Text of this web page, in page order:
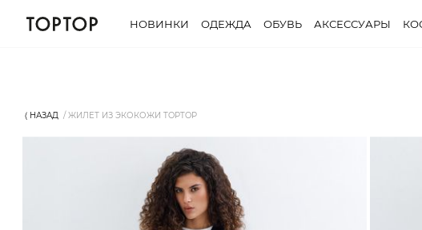
НОВИНКИ ОДЕЖДА ОБУВЬ АКСЕССУАРЫ
⟨ НАЗАД ЖИЛЕТ ИЗ ЭКОКОЖИ TOPTOP